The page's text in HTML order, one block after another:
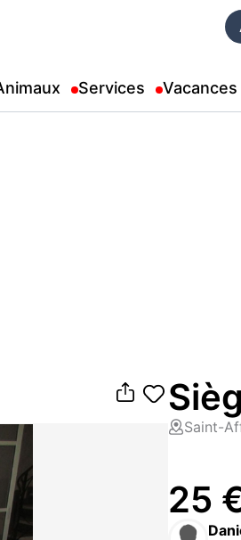
Services Vacances
Saint-
25